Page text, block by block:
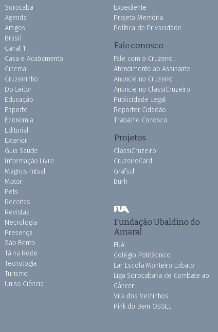
Sorocaba
Agenda
Artigos
Brasil
Canal 1
Casa e Acabamento
Cinema
Cruzeirinho
Do Leitor
Educação
Esporte
Economia
Editorial
Exterior
Guia Saúde
Informação Livre
Magnus Futsal
Motor
Pets
Receitas
Revistas
Necrologia
Presença
São Bento
Tá na Rede
Tecnologia
Turismo
Uniso Ciência
Expediente
Projeto Memória
Política de Privacidade
Fale conosco
Fale com o Cruzeiro
Atendimento ao Assinante
Anuncie no Cruzeiro
Anuncie no ClassiCruzeiro
Publicidade Legal
Repórter Cidadão
Trabalhe Conosco
Projetos
ClassiCruzeiro
CruzeiroCard
Grafsul
Burh
Fundação Ubaldino do
Amaral
FUA
Colégio Politécnico
Lar Escola Monteiro Lobato
Liga Sorocabana de Combate ao
Câncer
Vila dos Velhinhos
Pink do Bem OSSEL